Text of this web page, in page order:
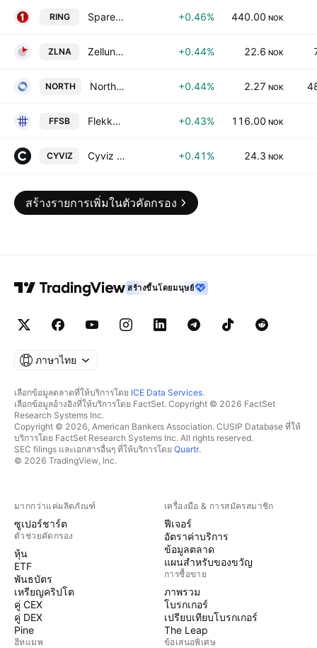
RING SpareBank 1 Ringerike Hadeland +0.46% 440.00 NOK
ZLNA Zelluna ASA +0.44% 22.6 NOK
NORTH North Energy ASA +0.44% 2.27 NOK
FFSB Flekkefjord Sparebank +0.43% 116.00 NOK
CYVIZ Cyviz AS +0.41% 24.3 NOK
สร้างรายการเพิ่มในตัวคัดกรอง
สร้างขึ้นโดยมนุษย์
ภาษาไทย
เลือกข้อมูลตลาดที่ให้บริการโดย ICE Data Services.
เลือกข้อมูลอ้างอิงที่ให้บริการโดย FactSet. Copyright © 2026 FactSet
Research Systems Inc.
Copyright © 2026, American Bankers Association. CUSIP Database ที่ให้
บริการโดย FactSet Research Systems Inc. All rights reserved.
SEC filings และเอกสารอื่นๆ ที่ให้บริการโดย Quartr.
© 2026 TradingView, Inc.
มากกว่าแค่ผลิตภัณฑ์
ซูเปอร์ชาร์ต
ตัวช่วยคัดกรอง
หุ้น
ETF
พันธบัตร
เหรียญคริปโต
คู่ CEX
คู่ DEX
Pine
ฮีทแมพ
เครื่องมือ & การสมัครสมาชิก
ฟีเจอร์
อัตราค่าบริการ
ข้อมูลตลาด
แผนสำหรับของขวัญ
การซื้อขาย
ภาพรวม
โบรกเกอร์
เปรียบเทียบโบรกเกอร์
The Leap
ข้อเสนอพิเศษ